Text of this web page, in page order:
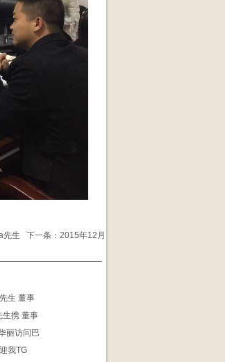
先生 下一条： 2015年12月
生 董事
生携 董事
丽访问巴
我TG